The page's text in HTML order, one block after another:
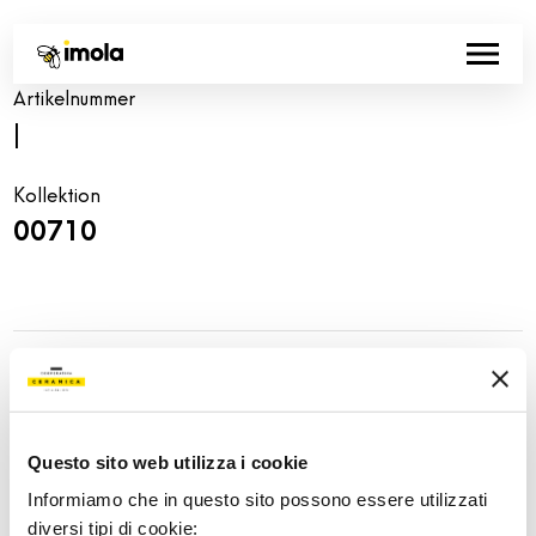
Questo sito web utilizza i cookie
Informiamo che in questo sito possono essere utilizzati
diversi tipi di cookie:
Artikelnummer
Kollektion
00710
Share: